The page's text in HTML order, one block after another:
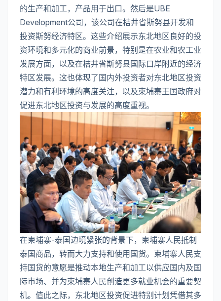
的生产和加工，产品用于出口。然后是UBE
Development公司，该公司在桔井省斯努县开发和
投资斯努经济特区。这些介绍展示东北地区良好的投
资环境和多元化的商业前景，特别是在农业和农工业
发展方面，以及在桔井省斯努县国际口岸附近的经济
特区发展。这也体现了国内外投资者对东北地区投资
潜力和有利环境的高度关注，以及柬埔寨王国政府对
促进东北地区投资与发展的高度重视。
在柬埔寨-泰国边境紧张的背景下，柬埔寨人民抵制
泰国商品，转而大力支持和使用国货。柬埔寨人民支
持国货的意愿是推动本地生产和加工以供应国内及国
际市场、并为柬埔寨人民创造更多就业机会的重要契
机。值此之际，东北地区投资促进特别计划凭借其多